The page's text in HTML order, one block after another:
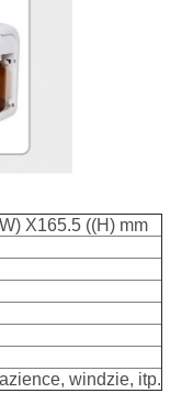
X165.5 ((H) mm
windzie, itp.